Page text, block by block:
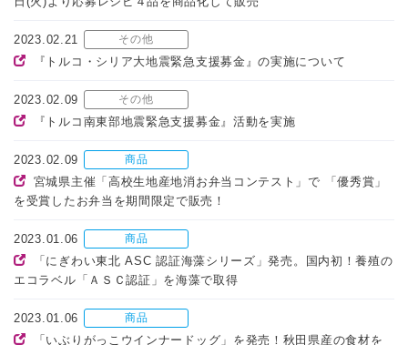
2023.02.21 その他
『トルコ・シリア大地震緊急支援募金』の実施について
2023.02.09 その他
『トルコ南東部地震緊急支援募金』活動を実施
2023.02.09 商品
宮城県主催「高校生地産地消お弁当コンテスト」で 「優秀賞」
を受賞したお弁当を期間限定で販売！
2023.01.06 商品
「にぎわい東北 ASC 認証海藻シリーズ」発売。国内初！養殖の
エコラベル「ＡＳＣ認証」を海藻で取得
2023.01.06 商品
「いぶりがっこウインナードッグ」を発売！秋田県産の食材を